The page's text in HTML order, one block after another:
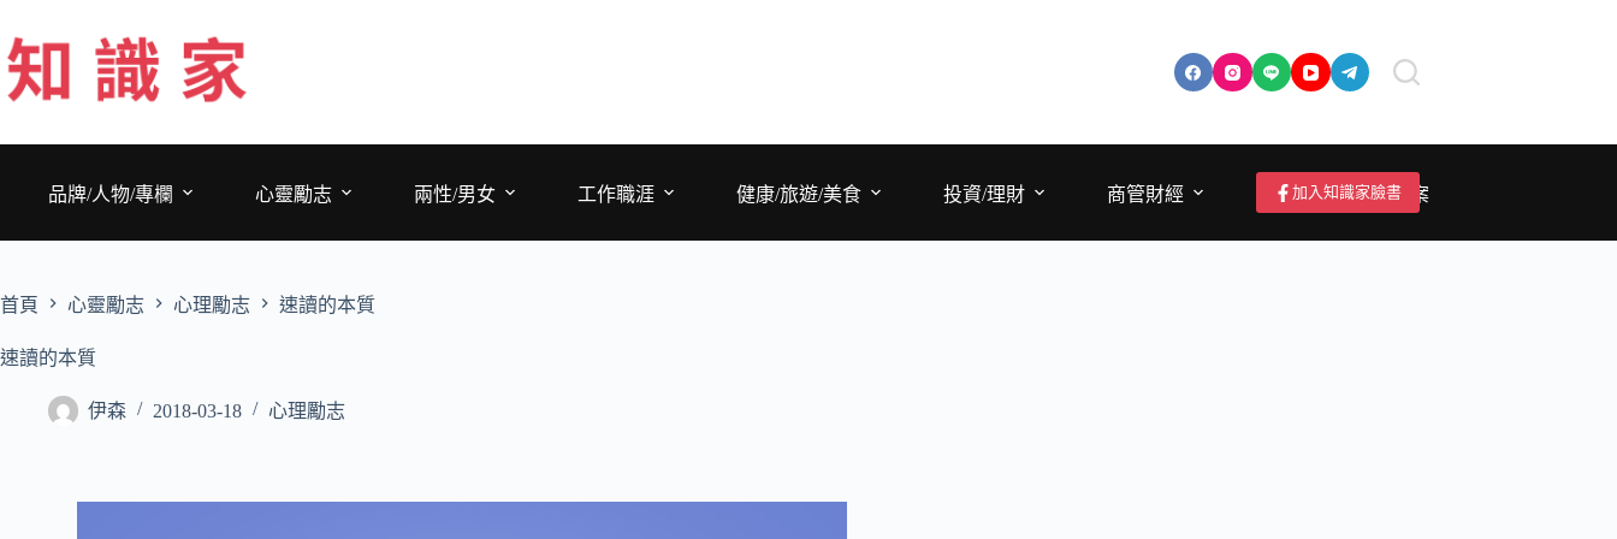
至
主
要
品牌/人物/專欄
心靈勵志 兩性/男女 工作職涯 健康/旅遊/美食 投資/理財 商管財經 成為作者/投稿/提案
加入知識家臉書
首頁 心靈勵志 心理勵志 速讀的本質
速讀的本質
伊森 2018-03-18 心理勵志